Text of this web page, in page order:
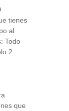
tienes
al
Todo
2
que